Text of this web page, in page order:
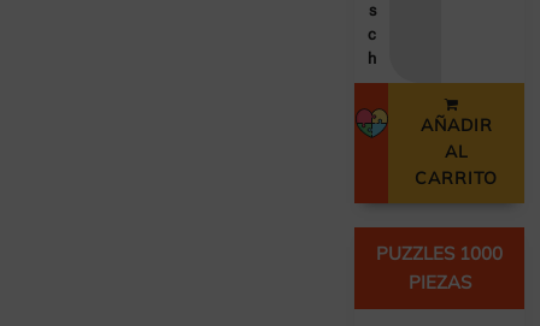
s
c
h
AÑADIR
AL
CARRITO
PUZZLES 1000
PIEZAS